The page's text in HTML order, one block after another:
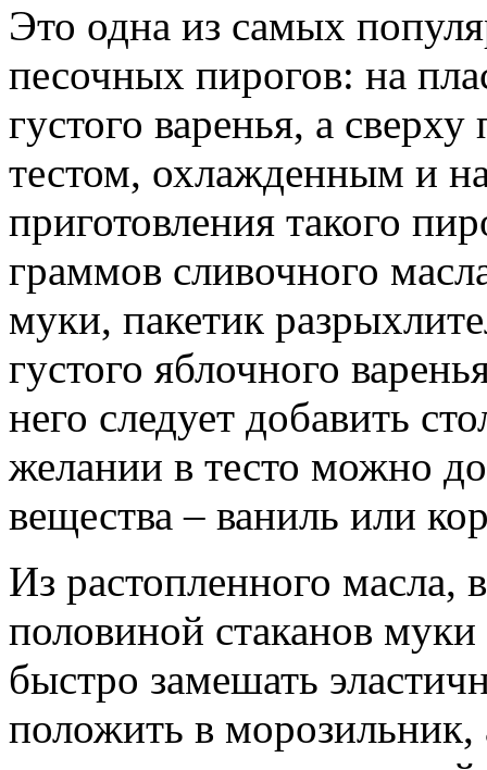
Это одна из самых
песочных пирогов: на
густого варенья, а
тестом, охлажденным и
приготовления такого
граммов сливочного
муки, пакетик
густого яблочного
него следует добавить
желании в тесто можно
вещества – ваниль или
Из растопленного масла,
половиной стаканов
быстро замешать
положить в морозильник,